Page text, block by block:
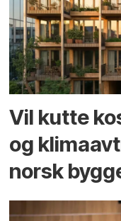
Vil kutte
og
norsk